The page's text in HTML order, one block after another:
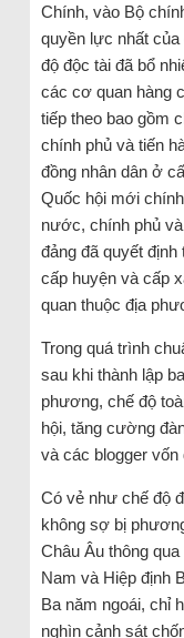
Chính, vào Bộ
quyền lực nhất của
độ độc tài đã bổ
các cơ quan hàng
tiếp theo bao gồm
chính phủ và tiến
đồng nhân dân ở
Quốc hội mới
nước, chính phủ
đảng đã quyết định
cấp huyện và cấp
quan thuộc địa
Trong quá trình
sau khi thành lập
phương, chế độ
hội, tăng cường
và các blogger
Có vẻ như chế độ
không sợ bị
Châu Âu thông
Nam và Hiệp định
Ba năm ngoái, chỉ
nghìn cảnh sát